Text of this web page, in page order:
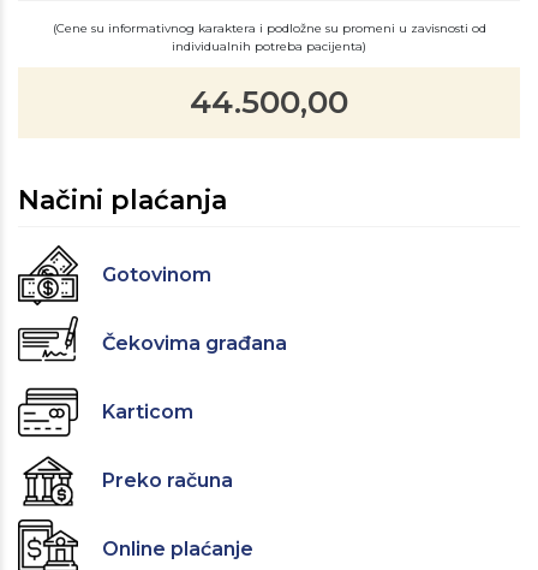
(Cene su informativnog karaktera i podložne su promeni u zavisnosti od
individualnih potreba pacijenta)
44.500,00
Načini plaćanja
Gotovinom
Čekovima građana
Karticom
Preko računa
Online plaćanje